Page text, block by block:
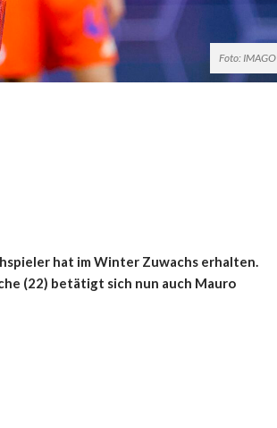
Foto: IMAGO
hat im Winter Zuwachs erhalten.
(22) betätigt sich nun auch Mauro